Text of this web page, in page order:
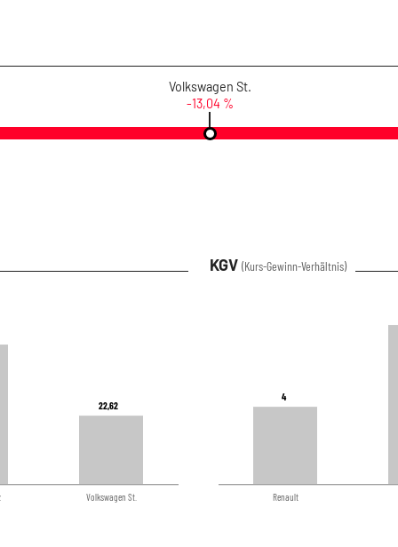
Volkswagen St.
-13,04 %
22,62
22,62
Volkswagen St.
KGV (Kurs-Gewinn-Verhältnis)
4
4
Renault